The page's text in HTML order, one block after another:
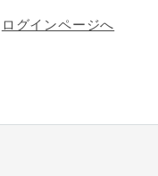
ログインページへ